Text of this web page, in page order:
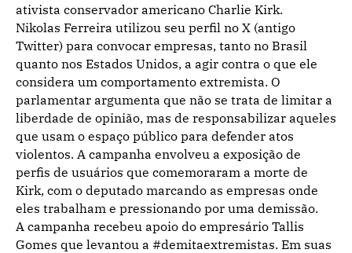
ativista conservador americano Charlie Kirk.
Nikolas Ferreira utilizou seu perfil no X (antigo
Twitter) para convocar empresas, tanto no Brasil
quanto nos Estados Unidos, a agir contra o que ele
considera um comportamento extremista. O
parlamentar argumenta que não se trata de limitar a
liberdade de opinião, mas de responsabilizar aqueles
que usam o espaço público para defender atos
violentos. A campanha envolveu a exposição de
perfis de usuários que comemoraram a morte de
Kirk, com o deputado marcando as empresas onde
eles trabalham e pressionando por uma demissão.
A campanha recebeu apoio do empresário Tallis
Gomes que levantou a #demitaextremistas. Em suas